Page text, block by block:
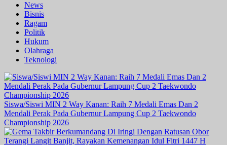
News
Bisnis
Ragam
Politik
Hukum
Olahraga
Teknologi
Siswa/Siswi MIN 2 Way Kanan: Raih 7 Medali Emas Dan 2
Mendali Perak Pada Gubernur Lampung Cup 2 Taekwondo
Championship 2026